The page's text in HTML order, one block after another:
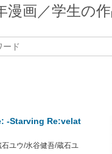
漫画／学生の
-Starving Re:velat
ユウ/水谷健吾/蔵石ユ